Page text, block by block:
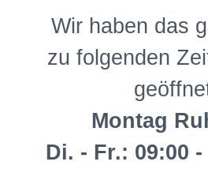
Wir haben das
zu folgenden
Montag
Di. - Fr.: 09:00